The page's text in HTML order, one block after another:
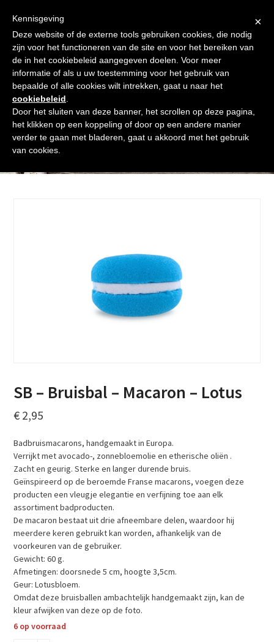
content
Afrekenen
Winkelmand Shop
Open
mobile
menu
Close
mobile
menu
Shop
SB – Bruisbal – Macaron – Lotus
€ 2,95
Badbruismacarons, handgemaakt in Europa.
Verrijkt met avocado-, zonnebloemolie en etherische oliën .
Zacht en geurig. Sterke en langer durende bruis.
Geïnspireerd op de beroemde Franse macarons, voegen deze
producten een vleugje elegantie en verfijning toe aan elk
assortiment badproducten.
De macaron bestaat uit drie afneembare delen, waardoor hij
meerdere keren gebruikt kan worden, afhankelijk van de
voorkeuren van de gebruiker.
Gewicht: 60 g.
Afmetingen: doorsnede 5 cm, hoogte 3,5cm.
Geur: Lotusbloem.
Omdat deze bruisballen ambachtelijk handgemaakt zijn, kan de
kleur afwijken van deze op de foto.
6 op voorraad
×
Kennisgeving
Deze website of de externe tools gebruiken cookies, die nodig
zijn voor het functioneren van de site en voor het bereiken van
de in het cookiebeleid aangegeven doelen. Voor meer
informatie of als u uw toestemming voor het gebruik van
bepaalde of alle cookies wilt intrekken, gaat u naar het
cookiebeleid
Door het sluiten van deze banner, het scrollen op deze pagina,
het klikken op een koppeling of door op een andere manier
verder te gaan met bladeren, gaat u akkoord met het gebruik
van cookies.